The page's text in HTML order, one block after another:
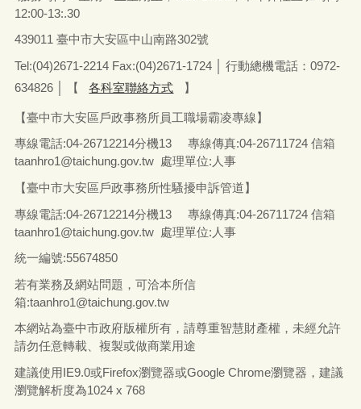
12:00-13:.30
439011 臺中市大安區中山南路302號
Tel:(04)2671-2214 Fax:(04)2671-1724 │ 行動總機電話：0972-
634826
【 各科室聯絡方式 】
【臺中市大安區戶政事務所員工職場霸凌專線】
專線電話:04-26712214分機13 專線傳真:04-26711724 信箱
taanhro1@taichung.gov.tw 處理單位:人事
【臺中市大安區戶政事務所性騷擾申訴管道】
專線電話:04-26712214分機13 專線傳真:04-26711724 信箱
taanhro1@taichung.gov.tw 處理單位:人事
統一編號:55674850
若有業務及網站問題，可洽本所信
箱:taanhro1@taichung.gov.tw
本網站為臺中市政府版權所有，請尊重智慧財產權，未經允許
請勿任意轉載、複製或做商業用途
建議使用IE9.0或Firefox瀏覽器或Google Chrome瀏覽器，建議
瀏覽解析度為1024 x 768